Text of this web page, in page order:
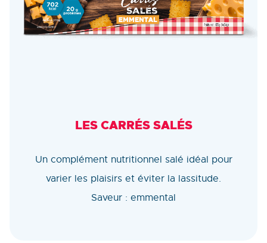
LES CARRÉS SALÉS
Un complément nutritionnel salé idéal pour
varier les plaisirs et éviter la lassitude.
Saveur : emmental